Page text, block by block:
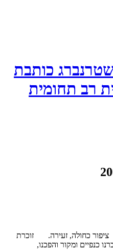
כותבת
רב תחומית
כחולה, זעירה. זוכרת
כנפיים ומקור והפכנו,